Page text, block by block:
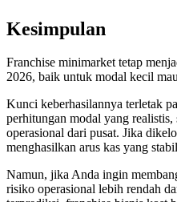
Kesimpulan
Franchise minimarket tetap
2026, baik untuk modal kecil
Kunci keberhasilannya terletak
perhitungan modal yang
operasional dari pusat. Jika
menghasilkan arus kas yang
Namun, jika Anda ingin
risiko operasional lebih rendah